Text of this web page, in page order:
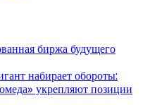
биржа будущего
набирает обороты:
укрепляют позиции